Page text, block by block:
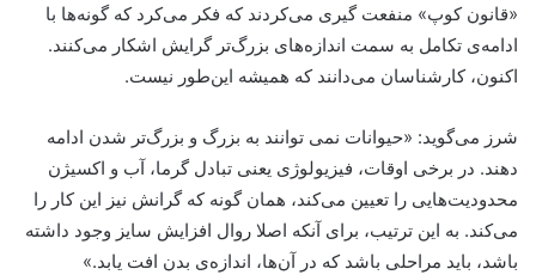
«قانون کوپ» منفعت گیری می‌کردند که فکر می‌کرد که گونه‌ها با
ادامه‌ی تکامل به سمت اندازه‌های بزرگ‌تر گرایش اشکار می‌کنند.
اکنون، کارشناسان می‌دانند که همیشه این‌طور نیست.
شرز می‌گوید: «حیوانات نمی توانند به بزرگ و بزرگ‌تر شدن ادامه
دهند. در برخی اوقات، فیزیولوژی یعنی تبادل گرما، آب و اکسیژن
محدودیت‌هایی را تعیین می‌کند، همان گونه که گرانش نیز این کار را
می‌کند. به این ترتیب، برای آنکه اصلا روال افزایش سایز وجود داشته
باشد، باید مراحلی باشد که در آن‌ها، اندازه‌ی بدن افت یابد.»